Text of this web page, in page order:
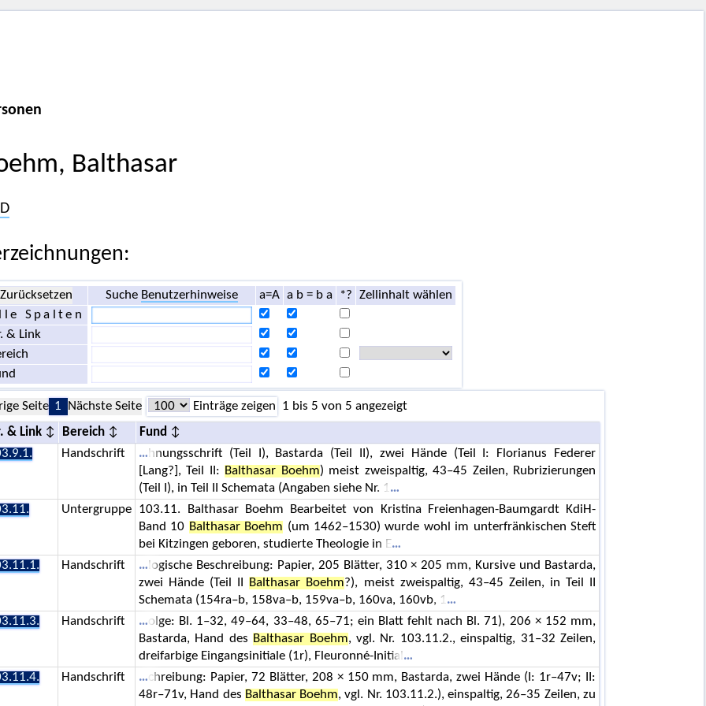
Balthasar
Zurücksetzen Suche Benutzerhinweise a=A a b = b a *?
Zellinhalt wählen
Spalten
& Link
Seite 1 Nächste Seite Einträge zeigen 1 bis 5 von 5 angezeigt
& Link Bereich
Fund
Handschrift
hnungsschrift (Teil I), Bastarda (Teil II), zwei Hände (Teil I: Florianus Federer
[Lang?], Teil II: Balthasar Boehm) meist zweispaltig, 43–45 Zeilen, Rubrizierungen
(Teil I), in Teil II Schemata (Angaben siehe Nr. 1
Untergruppe
103.11. Balthasar Boehm Bearbeitet von Kristina Freienhagen-Baumgardt KdiH-
Band 10 Balthasar Boehm (um 1462–1530) wurde wohl im unterfränkischen Steft
bei Kitzingen geboren, studierte Theologie in E
Handschrift
logische Beschreibung: Papier, 205 Blätter, 310 × 205 mm, Kursive und Bastarda,
zwei Hände (Teil II
Balthasar Boehm?), meist zweispaltig, 43–45 Zeilen, in Teil II
Schemata (154ra–b, 158va–b, 159va–b, 160va, 160vb, 1
Handschrift
olge: Bl. 1–32, 49–64, 33–48, 65–71; ein Blatt fehlt nach Bl. 71), 206 × 152 mm,
Bastarda, Hand des Balthasar Boehm, vgl. Nr. 103.11.2., einspaltig, 31–32 Zeilen,
dreifarbige Eingangsinitiale (1r), Fleuronné-Initial
Handschrift
chreibung: Papier, 72 Blätter, 208 × 150 mm, Bastarda, zwei Hände (I: 1r–47v; II:
48r–71v, Hand des Balthasar Boehm, vgl. Nr. 103.11.2.), einspaltig, 26–35 Zeilen, zu